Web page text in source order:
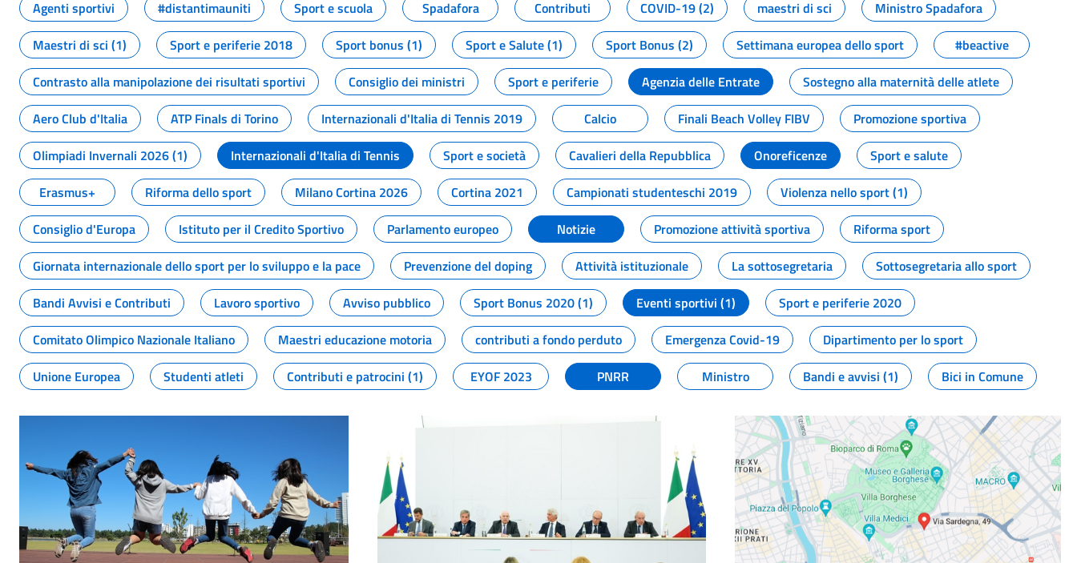
Agenti sportivi
#distantimauniti Sport e scuola Spadafora Contributi COVID-19 (2) maestri di sci
Ministro Spadafora
Maestri di sci (1)
Sport e periferie 2018 Sport bonus (1) Sport e Salute (1) Sport Bonus (2) Settimana europea dello sport
#beactive
Contrasto alla manipolazione dei risultati sportivi
Consiglio dei ministri Sport e periferie Agenzia delle Entrate
Sostegno alla maternità delle atlete
Aero Club d'Italia
ATP Finals di Torino Internazionali d'Italia di Tennis 2019 Calcio Finali Beach Volley FIBV
Promozione sportiva
Olimpiadi Invernali 2026 (1)
Internazionali d'Italia di Tennis Sport e società Cavalieri della Repubblica Onoreficenze
Sport e salute
Erasmus+
Riforma dello sport Milano Cortina 2026 Cortina 2021 Campionati studenteschi 2019
Violenza nello sport (1)
Consiglio d'Europa
Istituto per il Credito Sportivo Parlamento europeo Notizie Promozione attività sportiva
Riforma sport
Giornata internazionale dello sport per lo sviluppo e la pace
Prevenzione del doping Attività istituzionale La sottosegretaria
Sottosegretaria allo sport
Bandi Avvisi e Contributi
Lavoro sportivo Avviso pubblico Sport Bonus 2020 (1) Eventi sportivi (1)
Sport e periferie 2020
Comitato Olimpico Nazionale Italiano
Maestri educazione motoria contributi a fondo perduto Emergenza Covid-19
Dipartimento per lo sport
Unione Europea
Studenti atleti Contributi e patrocini (1) EYOF 2023 PNRR Ministro Bandi e avvisi (1) Bici in Comune